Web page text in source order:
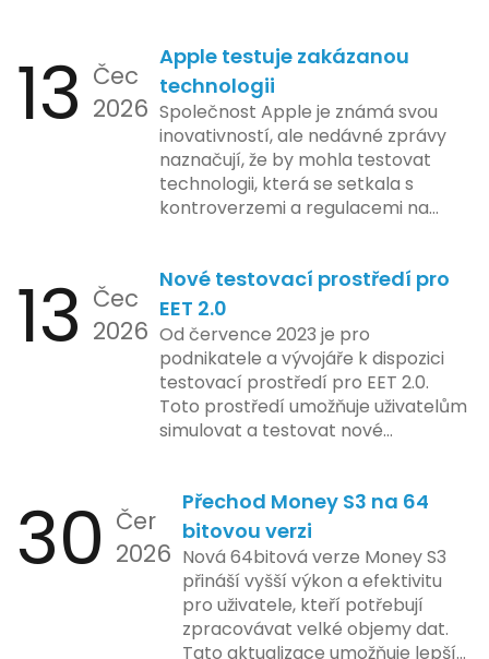
by se podnikatelé měli vyvarovat.
13 Čec
2026
Apple testuje zakázanou
technologii
Společnost Apple je známá svou
inovativností, ale nedávné zprávy
naznačují, že by mohla testovat
technologii, která se setkala s
kontroverzemi a regulacemi na
implementace funkce, která by
mohla porušovat určité zákonné
limity na ochranu osobních údajů.
Tato technologie se zaměřuje na
pokročilé sledování uživatelských
aktivit, což vyvolalo obavy ohledně
soukromí a ochrany dat uživatelů.
bezpečnost a ochranu spotřebitelů,
regulační orgány různých zemí jsou
na pozoru a sledují vývoj celého
případu velmi bedlivě. Vedení
společnosti zatím neposkytlo
podrobnější informace o
konkrétních záměrech či časové
13 Čec
2026
Nové testovací prostředí pro
EET 2.0
Od července 2023 je pro
podnikatele a vývojáře k dispozici
testovací prostředí pro EET 2.0.
Toto prostředí umožňuje uživatelům
simulovat a testovat nové
kontrolovaném prostředí. Uživatelé
mají možnost předem se seznámit s
aktualizacemi, a tím lépe připravit
své systémy na oficiální zavedení
nového systému.
30 Čer
2026
Přechod Money S3 na 64
bitovou verzi
Nová 64bitová verze Money S3
přináší vyšší výkon a efektivitu
pro uživatele, kteří potřebují
zpracovávat velké objemy dat.
Tato aktualizace umožňuje lepší